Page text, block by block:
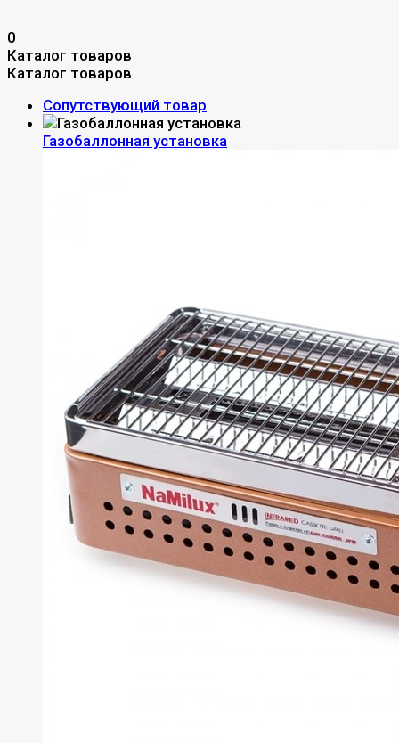
0
Каталог товаров
Каталог товаров
Сопутствующий товар
Газобаллонная установка